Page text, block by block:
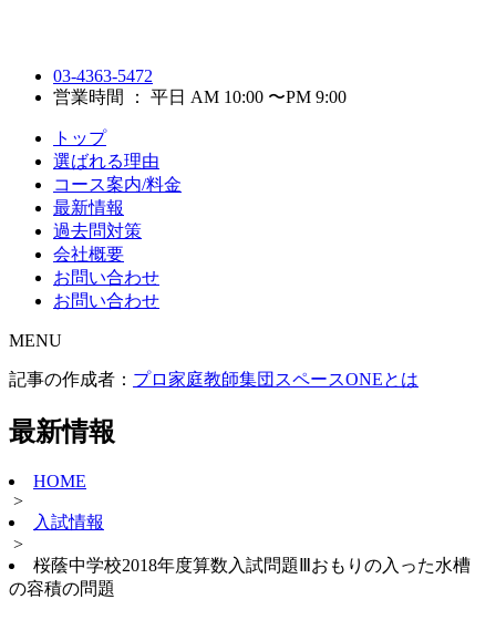
03-4363-5472
営業時間 ： 平日 AM 10:00 〜PM 9:00
トップ
選ばれる理由
コース案内/料金
最新情報
過去問対策
会社概要
お問い合わせ
お問い合わせ
MENU
記事の作成者： プロ家庭教師集団スペースONEとは
最新情報
HOME
>
入試情報
>
桜蔭中学校2018年度算数入試問題Ⅲおもりの入った水槽
の容積の問題